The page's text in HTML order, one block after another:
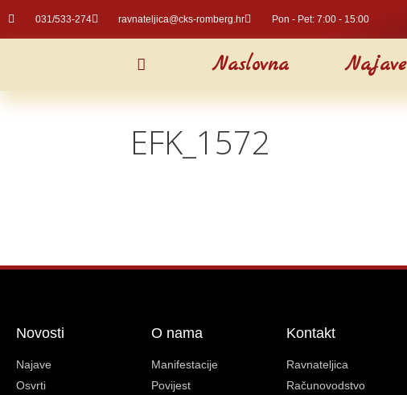
031/533-274 ravnateljica@cks-romberg.hr Pon - Pet: 7:00 - 15:00
Naslovna Najave
EFK_1572
Novosti
Najave
Osvrti
O nama
Manifestacije
Povijest
Kontakt
Ravnateljica
Računovodstvo